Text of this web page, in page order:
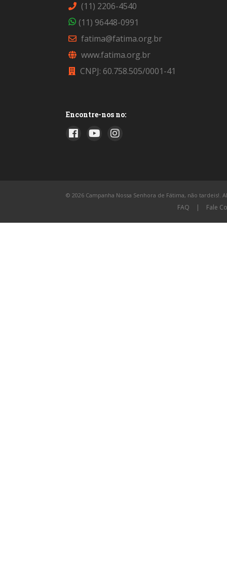
(11) 2206-4540
(11) 96448-0991
fatima@fatima.org.br
www.fatima.org.br
CNPJ: 60.758.505/0001-41
Encontre-nos no:
© 2026 Campanha Nossa Senhora de Fátima, não tardeis!.
FAQ | Fale